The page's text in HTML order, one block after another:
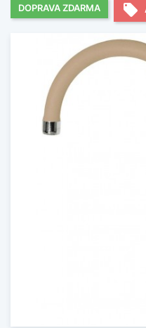
DOPRAVA ZDARMA local_offer